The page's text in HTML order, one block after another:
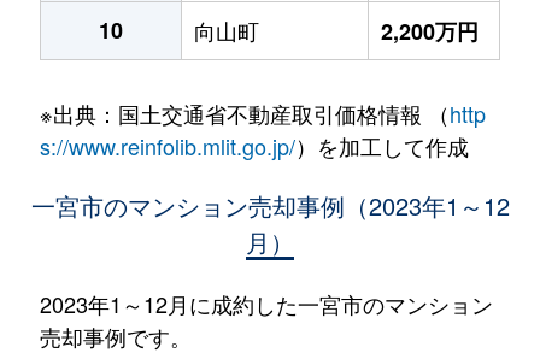
10
向山町 2,200万円
※出典：国土交通省不動産取引価格情報 （http
s://www.reinfolib.mlit.go.jp/）を加工して作成
一宮市のマンション売却事例（2023年1～12
月）
2023年1～12月に成約した一宮市のマンション
売却事例です。